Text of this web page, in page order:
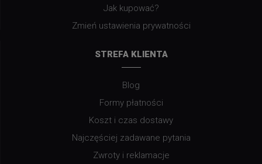
Jak kupować?
Zmień ustawienia prywatności
STREFA KLIENTA
Blog
Formy płatności
Koszt i czas dostawy
Najczęściej zadawane pytania
Zwroty i reklamacje